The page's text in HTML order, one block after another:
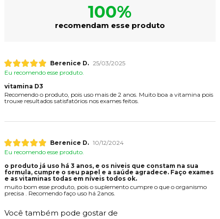
100%
recomendam esse produto
Berenice D. 25/03/2025
Eu recomendo esse produto.
vitamina D3
Recomendo o produto, pois uso mais de 2 anos. Muito boa a vitamina pois
trouxe resultados satisfatórios nos exames feitos.
Berenice D. 10/12/2024
Eu recomendo esse produto.
o produto já uso há 3 anos, e os niveis que constam na sua
formula, cumpre o seu papel e a saúde agradece. Faço exames
e as vitaminas todas em níveis todos ok.
muito bom esse produto, pois o suplemento cumpre o que o organismo
precisa . Recomendo faço uso há 2anos.
Você também pode gostar de